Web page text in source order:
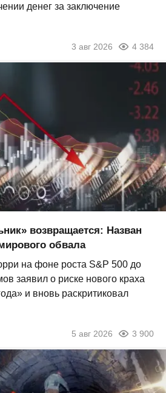
денег за заключение
3 авг 2026 4 384
возвращается: Назван
обвала
на фоне роста S&P 500 до
заявил о риске нового краха
и вновь раскритиковал
5 авг 2026 3 900